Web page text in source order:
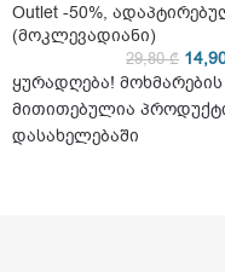
Outlet -50%,
(მოკლევადიანი)
29,80₾
ყურადღება!
მითითებულია
დასახელებაში